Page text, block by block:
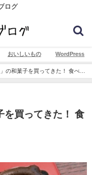
ログ
おいしいもの WordPress
の和菓子を買ってきた！ 食べて
を買ってきた！ 食